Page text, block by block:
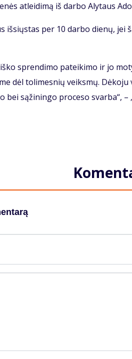
atleidimą iš darbo Alytaus
išsiųstas per 10 darbo dienų, jei
sprendimo pateikimo ir jo
dėl tolimesnių veiksmų.
sąžiningo proceso svarba“, –